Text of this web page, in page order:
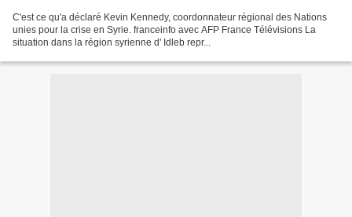
C'est ce qu'a déclaré Kevin Kennedy, coordonnateur régional des Nations
unies pour la crise en Syrie. franceinfo avec AFP France Télévisions La
situation dans la région syrienne d' Idleb repr...